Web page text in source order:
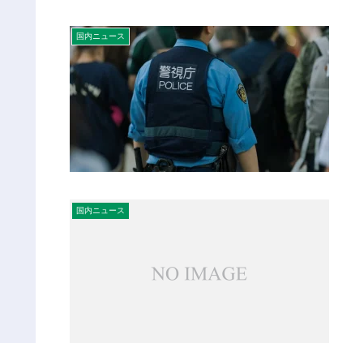
国内ニュース
国内ニュース